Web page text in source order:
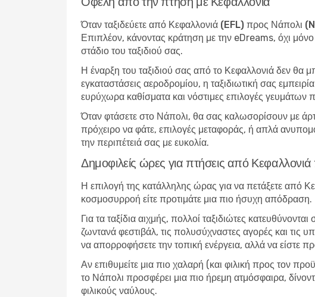
Όταν ταξιδεύετε από Κεφαλλονιά (EFL) προς Νάπολι
Επιπλέον, κάνοντας κράτηση με την eDreams, όχι
στάδιο του ταξιδιού σας.
Η έναρξη του ταξιδιού σας από το Κεφαλλονιά δεν θα
εγκαταστάσεις αεροδρομίου, η ταξιδιωτική σας
ευρύχωρα καθίσματα και νόστιμες επιλογές
Όταν φτάσετε στο Νάπολι, θα σας καλωσορίσουν με
πρόχειρο να φάτε, επιλογές μεταφοράς, ή απλά
την περιπέτειά σας με ευκολία.
Δημοφιλείς ώρες για πτήσεις από
Η επιλογή της κατάλληλης ώρας για να πετάξετε από
κοσμοσυρροή είτε προτιμάτε μια πιο ήσυχη απόδραση.
Για τα ταξίδια αιχμής, πολλοί ταξιδιώτες
ζωντανά φεστιβάλ, τις πολυσύχναστες αγορές και τις
να απορροφήσετε την τοπική ενέργεια, αλλά να είστε
Αν επιθυμείτε μια πιο χαλαρή (και φιλική προς τον
το Νάπολι προσφέρει μια πιο ήρεμη ατμόσφαιρα,
φιλικούς ναύλους.